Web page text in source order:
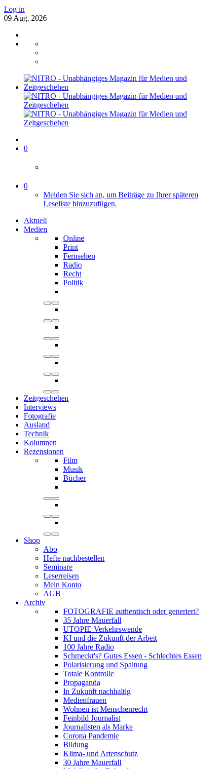
Log in
09 Aug. 2026
0
0
Melden Sie sich an, um Beiträge zu Ihrer späteren
Leseliste hinzuzufügen.
Aktuell
Medien
Online
Print
Fernsehen
Radio
Recht
Politik
Zeitgeschehen
Interviews
Fotografie
Ausland
Technik
Kolumnen
Rezensionen
Film
Musik
Bücher
Shop
Abo
Hefte nachbestellen
Seminare
Leserreisen
Mein Konto
AGB
Archiv
FOTOGRAFIE authentisch oder generiert?
35 Jahre Mauerfall
UTOPIE Verkehrswende
KI und die Zukunft der Arbeit
100 Jahre Radio
Schmeckt's? Gutes Essen - Schlechtes Essen
Polarisierung und Spaltung
Totale Kontrolle
Propaganda
In Zukunft nachhaltig
Medienfrauen
Wohnen ist Menschenrecht
Feinbild Journalist
Journalisten als Marke
Corona Pandemie
Bildung
Klima- und Artenschutz
30 Jahre Mauerfall